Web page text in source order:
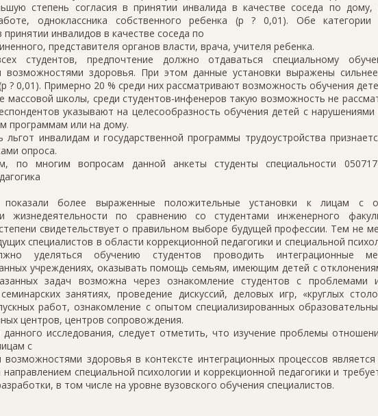
степень согласия в принятии инвалида в качестве соседа по дому,
одноклассника собственного ребенка (p ? 0,01). Обе категории
принятии инвалидов в качестве соседа по
представителя органов власти, врача, учителя ребенка.
студентов, предпочтение должно отдаваться специальному
возможностями здоровья. При этом данные установки выражены
? 0,01). Примерно 20 % среди них рассматривают возможность обучения
массовой школы, среди студентов-инфенеров такую возможность не
указывают на целесообразность обучения детей с нарушениями
программам или на дому.
льгот инвалидам и государственной программы трудоустройства
опроса.
по многим вопросам данной анкеты студенты специальности 050717
показали более выраженные положительные установки к лицам с
жизнедеятельности по сравнению со студентами инженерного
свидетельствует о правильном выборе будущей профессии. Тем не
специалистов в области коррекционной педагогики и специальной
уделяться обучению студентов проводить интеграционные
учреждениях, оказывать помощь семьям, имеющим детей с
задач возможна через ознакомление студентов с проблемами
занятиях, проведение дискуссий, деловых игр, «круглых
работ, ознакомление с опытом специализированных
центров, центров сопровождения.
исследования, следует отметить, что изучение проблемы
с
возможностями здоровья в контексте интеграционных процессов
специальной психологии и коррекционной педагогики и
в том числе на уровне вузовского обучения специалистов.